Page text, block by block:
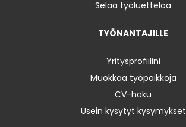
Selaa työluetteloa
TYÖNANTAJILLE
Yritysprofiilini
Muokkaa työpaikkoja
CV-haku
Usein kysytyt kysymykset